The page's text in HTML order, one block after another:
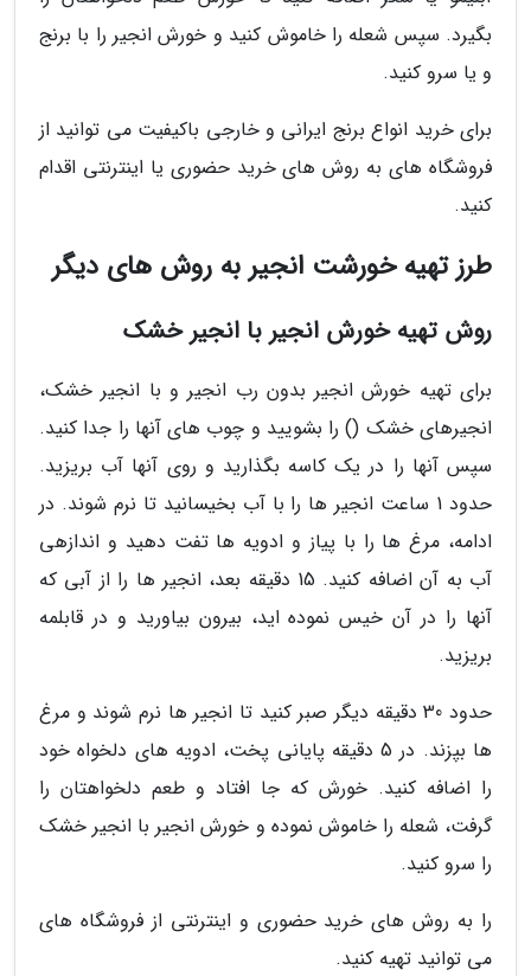
بگیرد. سپس شعله را خاموش کنید و خورش انجیر را با برنج
و یا سرو کنید.
برای خرید انواع برنج ایرانی و خارجی باکیفیت می توانید از
فروشگاه های به روش های خرید حضوری یا اینترنتی اقدام
کنید.
طرز تهیه خورشت انجیر به روش های دیگر
روش تهیه خورش انجیر با انجیر خشک
برای تهیه خورش انجیر بدون رب انجیر و با انجیر خشک،
انجیرهای خشک () را بشویید و چوب های آنها را جدا کنید.
سپس آنها را در یک کاسه بگذارید و روی آنها آب بریزید.
حدود 1 ساعت انجیر ها را با آب بخیسانید تا نرم شوند. در
ادامه، مرغ ها را با پیاز و ادویه ها تفت دهید و اندازهی
آب به آن اضافه کنید. 15 دقیقه بعد، انجیر ها را از آبی که
آنها را در آن خیس نموده اید، بیرون بیاورید و در قابلمه
بریزید.
حدود 30 دقیقه دیگر صبر کنید تا انجیر ها نرم شوند و مرغ
ها بپزند. در 5 دقیقه پایانی پخت، ادویه های دلخواه خود
را اضافه کنید. خورش که جا افتاد و طعم دلخواهتان را
گرفت، شعله را خاموش نموده و خورش انجیر با انجیر خشک
را سرو کنید.
را به روش های خرید حضوری و اینترنتی از فروشگاه های
می توانید تهیه کنید.